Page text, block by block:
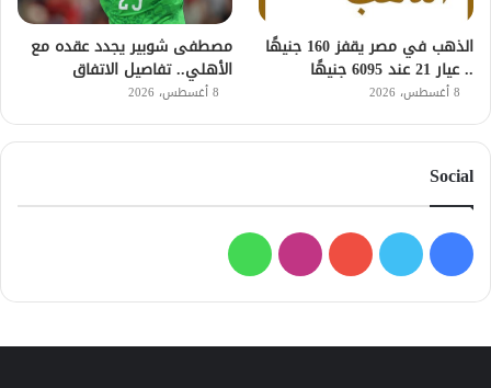
الذهب في مصر يقفز 160 جنيهًا
.. عيار 21 عند 6095 جنيهًا
8 أغسطس، 2026
مصطفى شوبير يجدد عقده مع
الأهلي.. تفاصيل الاتفاق
8 أغسطس، 2026
Social
فيسبوك
تويتر يوتيوبانستقرامواتساب